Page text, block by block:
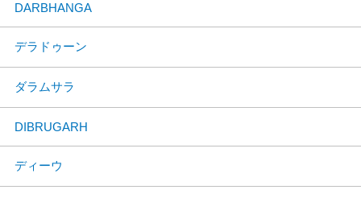
DARBHANGA
デラドゥーン
ダラムサラ
DIBRUGARH
ディーウ